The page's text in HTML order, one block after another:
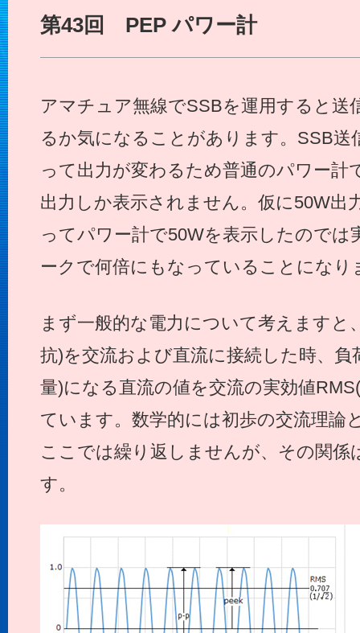
第43回 PEP パワー計
アマチュア無線でSSBを運用すると送
るか気になることがあります。SSB送
って出力が変わるため普通のパワー計
出力しか表示されません。仮に50W出
ってパワー計で50Wを表示したのでは
ークで何倍にもなっていることになり
まず一般的な電力について考えますと
抗)を交流および直流に接続した時、負
量)になる直流の値を交流の実効値
ています。数学的には初歩の交流理論
ここでは繰り返しませんが、その関
す。